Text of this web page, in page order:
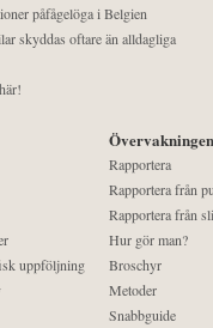
påfågelöga i Belgien
skyddas oftare än alldagliga
uppföljning
Övervakningen
Rapportera
Rapportera från
Rapportera från
Hur gör man?
Broschyr
Metoder
Snabbguide